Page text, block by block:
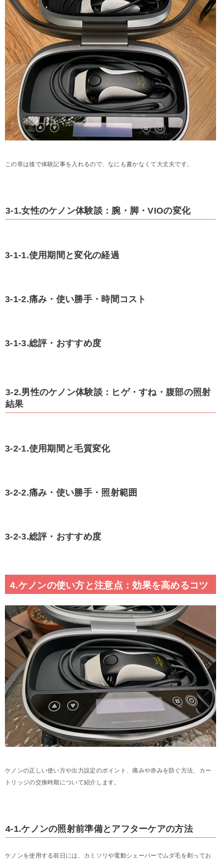
この章は後で体験記事を入れるので、なにも書かなくて大丈夫です。
3-1.女性のケノン体験談：腕・脚・VIOの変化
3-1-1.使用期間と変化の経過
3-1-2.痛み・使い勝手・時間コスト
3-1-3.総評・おすすめ度
3-2.男性のケノン体験談：ヒゲ・すね・腹部の照射
結果
3-2-1.使用期間と毛質変化
3-2-2.痛み・使い勝手・照射範囲
3-2-3.総評・おすすめ度
4.ケノンの使い方と注意点：効果を高めるコツ
ケノンの正しい使い方や出力設定のポイント、痛みや赤みを防ぐ方法、カー
トリッジの交換時期について紹介します。
4-1.ケノンの照射前準備とアフターケアの方法
ケノンを使用する前日には、カミソリや電動シェーバーでムダ毛を剃ってお